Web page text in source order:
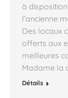
à
l’ancienne
Des locaux
offerts aux
meilleures
Madame la
Détails